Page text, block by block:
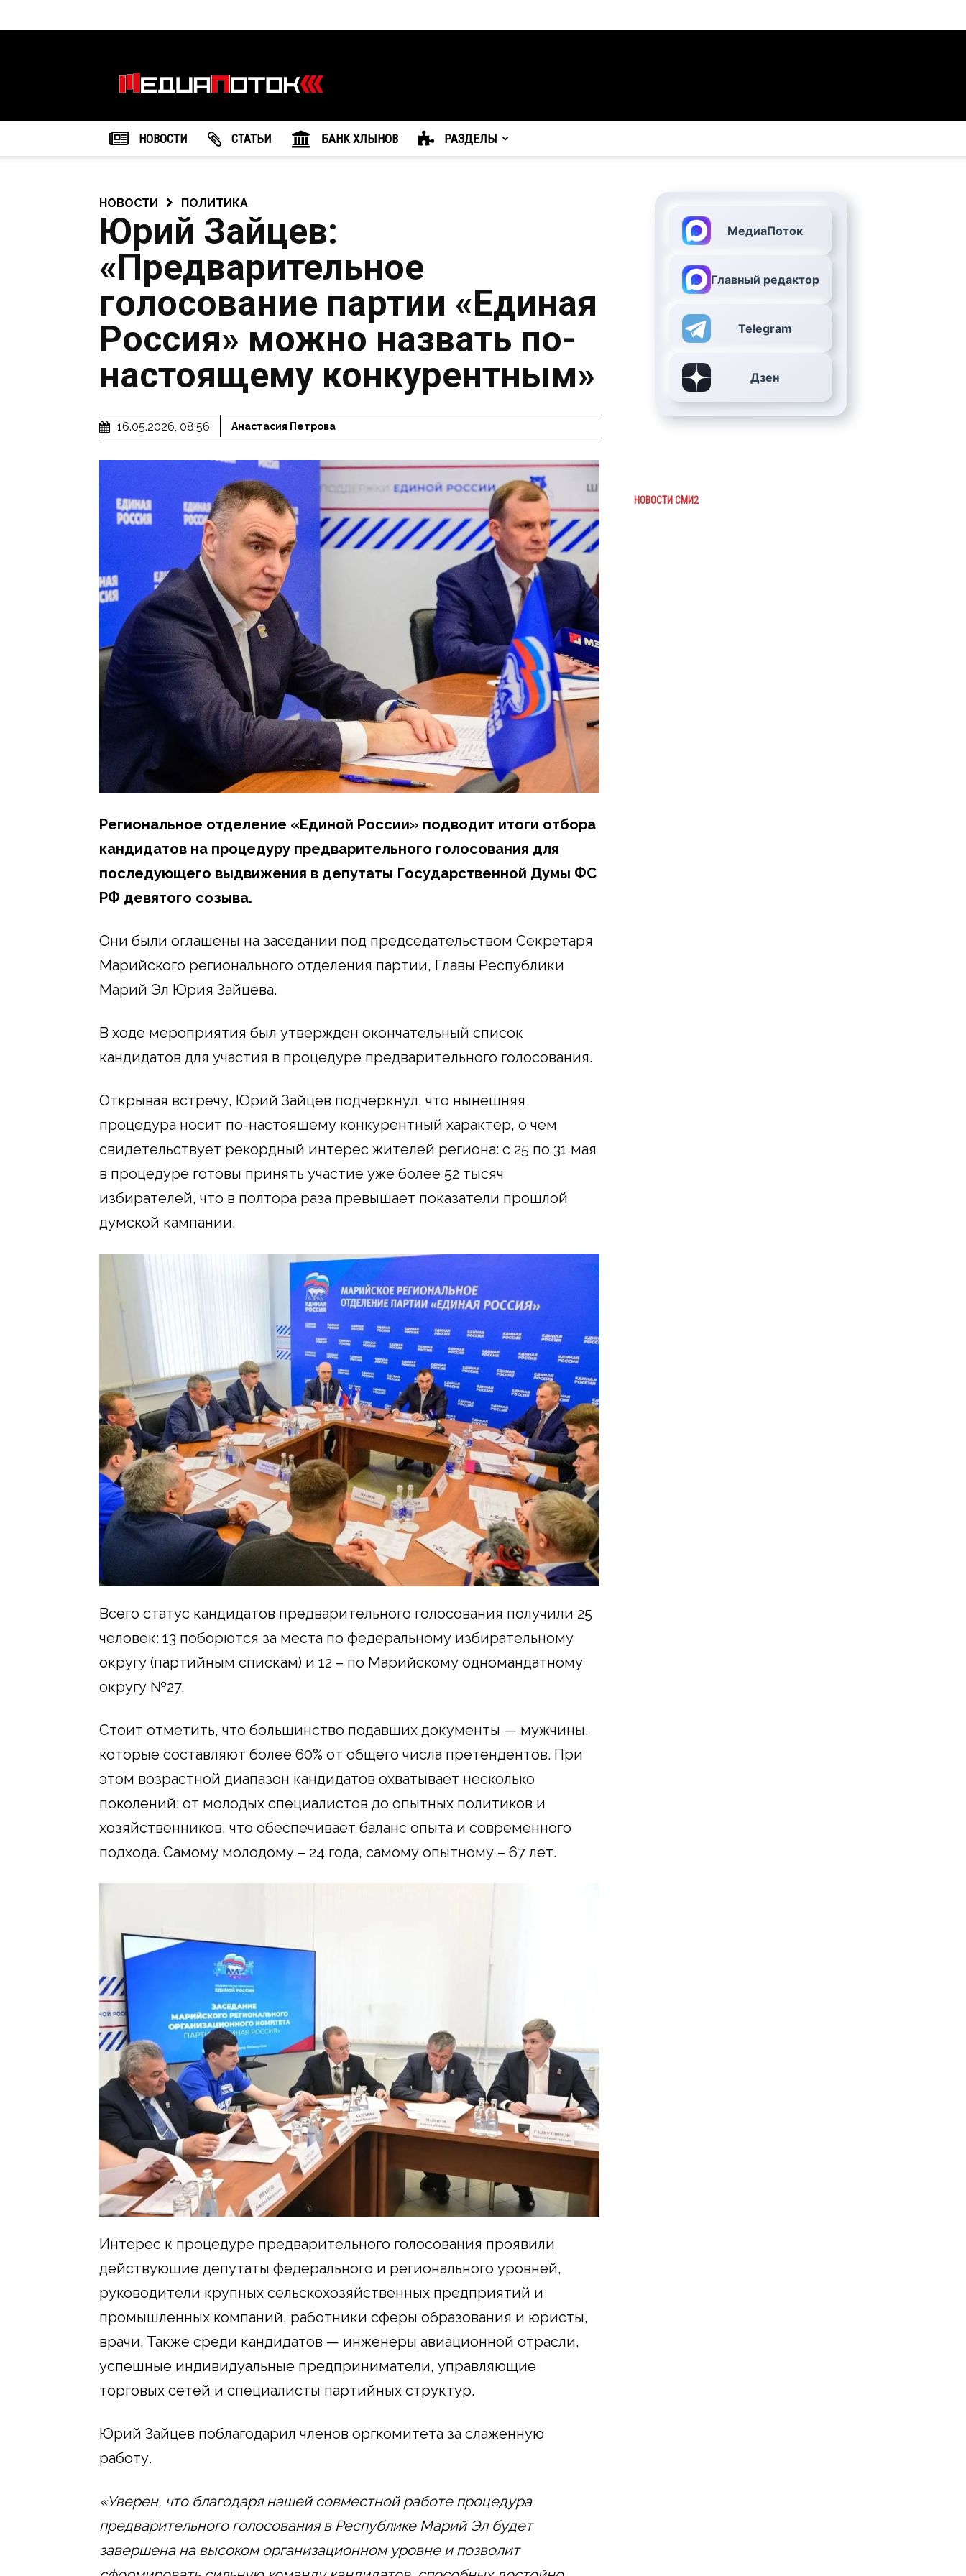
агентство
"МедиаПоток"
НОВОСТИ CТАТЬИ БАНК ХЛЫНОВ РАЗДЕЛЫ
НОВОСТИ ПОЛИТИКА
Юрий Зайцев:
«Предварительное
голосование партии «Единая
Россия» можно назвать по-
настоящему конкурентным»
16.05.2026, 08:56 Анастасия Петрова
Региональное отделение «Единой России» подводит итоги отбора
кандидатов на процедуру предварительного голосования для
последующего выдвижения в депутаты Государственной Думы ФС
РФ девятого созыва.
Они были оглашены на заседании под председательством Секретаря
Марийского регионального отделения партии, Главы Республики
Марий Эл Юрия Зайцева.
В ходе мероприятия был утвержден окончательный список
кандидатов для участия в процедуре предварительного голосования.
Открывая встречу, Юрий Зайцев подчеркнул, что нынешняя
процедура носит по-настоящему конкурентный характер, о чем
свидетельствует рекордный интерес жителей региона: с 25 по 31 мая
в процедуре готовы принять участие уже более 52 тысяч
избирателей, что в полтора раза превышает показатели прошлой
думской кампании.
Всего статус кандидатов предварительного голосования получили 25
человек: 13 поборются за места по федеральному избирательному
округу (партийным спискам) и 12 – по Марийскому одномандатному
округу №27.
Стоит отметить, что большинство подавших документы — мужчины,
которые составляют более 60% от общего числа претендентов. При
этом возрастной диапазон кандидатов охватывает несколько
поколений: от молодых специалистов до опытных политиков и
хозяйственников, что обеспечивает баланс опыта и современного
подхода. Самому молодому – 24 года, самому опытному – 67 лет.
Интерес к процедуре предварительного голосования проявили
действующие депутаты федерального и регионального уровней,
руководители крупных сельскохозяйственных предприятий и
промышленных компаний, работники сферы образования и юристы,
врачи. Также среди кандидатов — инженеры авиационной отрасли,
успешные индивидуальные предприниматели, управляющие
торговых сетей и специалисты партийных структур.
Юрий Зайцев поблагодарил членов оргкомитета за слаженную
работу.
«Уверен, что благодаря нашей совместной работе процедура
предварительного голосования в Республике Марий Эл будет
завершена на высоком организационном уровне и позволит
МедиаПоток
Главный редактор
Telegram
Дзен
НОВОСТИ СМИ2